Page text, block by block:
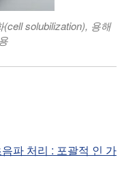
solubilization), 용해
파 처리 : 포괄적 인 가